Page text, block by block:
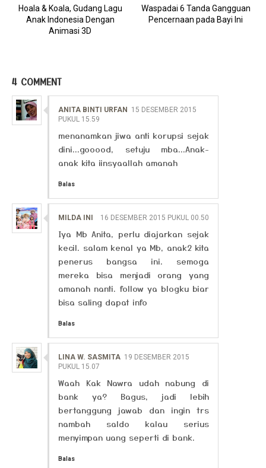
Hoala & Koala, Gudang Lagu
Anak Indonesia Dengan
Animasi 3D
Waspadai 6 Tanda Gangguan
Pencernaan pada Bayi Ini
4 COMMENT
ANITA BINTI URFAN
15 DESEMBER 2015
PUKUL 15.59
menanamkan jiwa anti korupsi sejak
dini...gooood, setuju mba...Anak-
anak kita iinsyaallah amanah
Balas
MILDA INI 16 DESEMBER 2015 PUKUL 00.50
Iya Mb Anita, perlu diajarkan sejak
kecil. salam kenal ya Mb, anak2 kita
penerus bangsa ini. semoga
mereka bisa menjadi orang yang
amanah nanti. follow ya blogku biar
bisa saling dapat info
Balas
LINA W. SASMITA 19 DESEMBER 2015
PUKUL 15.07
Waah Kak Nawra udah nabung di
bank ya? Bagus, jadi lebih
bertanggung jawab dan ingin trs
nambah saldo kalau serius
menyimpan uang seperti di bank.
Balas